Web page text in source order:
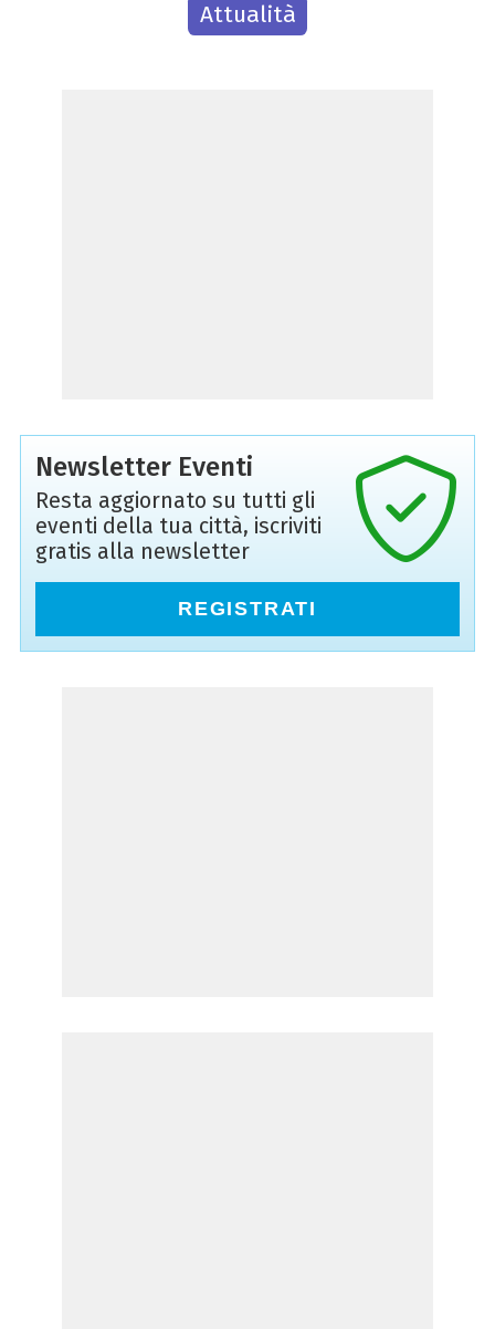
Attualità
Newsletter Eventi
Resta aggiornato su tutti gli
eventi della tua città, iscriviti
gratis alla newsletter
REGISTRATI